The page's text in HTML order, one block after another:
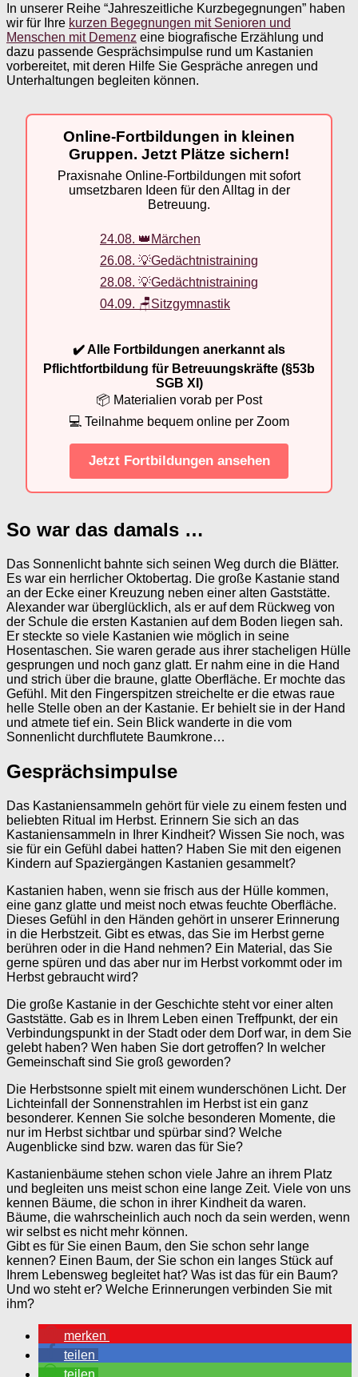
In unserer Reihe “Jahreszeitliche Kurzbegegnungen” haben
wir für Ihre kurzen Begegnungen mit Senioren und
Menschen mit Demenz eine biografische Erzählung und
dazu passende Gesprächsimpulse rund um Kastanien
vorbereitet, mit deren Hilfe Sie Gespräche anregen und
Unterhaltungen begleiten können.
Online-Fortbildungen in kleinen
Gruppen. Jetzt Plätze sichern!
Praxisnahe Online-Fortbildungen mit sofort
umsetzbaren Ideen für den Alltag in der
Betreuung.
24.08. 👑Märchen
26.08. 💡Gedächtnistraining
28.08. 💡Gedächtnistraining
04.09. 🪑Sitzgymnastik
✔️ Alle Fortbildungen anerkannt als
Pflichtfortbildung für Betreuungskräfte (§53b
SGB XI)
📦 Materialien vorab per Post
💻 Teilnahme bequem online per Zoom
Jetzt Fortbildungen ansehen
So war das damals …
Das Sonnenlicht bahnte sich seinen Weg durch die Blätter.
Es war ein herrlicher Oktobertag. Die große Kastanie stand
an der Ecke einer Kreuzung neben einer alten Gaststätte.
Alexander war überglücklich, als er auf dem Rückweg von
der Schule die ersten Kastanien auf dem Boden liegen sah.
Er steckte so viele Kastanien wie möglich in seine
Hosentaschen. Sie waren gerade aus ihrer stacheligen Hülle
gesprungen und noch ganz glatt. Er nahm eine in die Hand
und strich über die braune, glatte Oberfläche. Er mochte das
Gefühl. Mit den Fingerspitzen streichelte er die etwas raue
helle Stelle oben an der Kastanie. Er behielt sie in der Hand
und atmete tief ein. Sein Blick wanderte in die vom
Sonnenlicht durchflutete Baumkrone…
Gesprächsimpulse
Das Kastaniensammeln gehört für viele zu einem festen und
beliebten Ritual im Herbst. Erinnern Sie sich an das
Kastaniensammeln in Ihrer Kindheit? Wissen Sie noch, was
sie für ein Gefühl dabei hatten? Haben Sie mit den eigenen
Kindern auf Spaziergängen Kastanien gesammelt?
Kastanien haben, wenn sie frisch aus der Hülle kommen,
eine ganz glatte und meist noch etwas feuchte Oberfläche.
Dieses Gefühl in den Händen gehört in unserer Erinnerung
in die Herbstzeit. Gibt es etwas, das Sie im Herbst gerne
berühren oder in die Hand nehmen? Ein Material, das Sie
gerne spüren und das aber nur im Herbst vorkommt oder im
Herbst gebraucht wird?
Die große Kastanie in der Geschichte steht vor einer alten
Gaststätte. Gab es in Ihrem Leben einen Treffpunkt, der ein
Verbindungspunkt in der Stadt oder dem Dorf war, in dem Sie
gelebt haben? Wen haben Sie dort getroffen? In welcher
Gemeinschaft sind Sie groß geworden?
Die Herbstsonne spielt mit einem wunderschönen Licht. Der
Lichteinfall der Sonnenstrahlen im Herbst ist ein ganz
besonderer. Kennen Sie solche besonderen Momente, die
nur im Herbst sichtbar und spürbar sind? Welche
Augenblicke sind bzw. waren das für Sie?
Kastanienbäume stehen schon viele Jahre an ihrem Platz
und begleiten uns meist schon eine lange Zeit. Viele von uns
kennen Bäume, die schon in ihrer Kindheit da waren.
Bäume, die wahrscheinlich auch noch da sein werden, wenn
wir selbst es nicht mehr können.
Gibt es für Sie einen Baum, den Sie schon sehr lange
kennen? Einen Baum, der Sie schon ein langes Stück auf
Ihrem Lebensweg begleitet hat? Was ist das für ein Baum?
Und wo steht er? Welche Erinnerungen verbinden Sie mit
ihm?
merken
teilen
teilen